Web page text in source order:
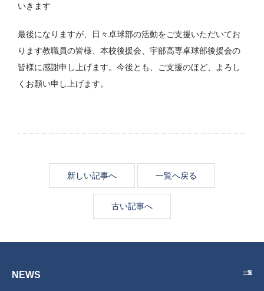
いきます
最後になりますが、日々卓球部の活動をご支援いただいてお
ります教職員の皆様、本校後援会、宇部高専卓球部後援会の
皆様に感謝申し上げます。今後とも、ご支援のほど、よろし
くお願い申し上げます。
新しい記事へ 一覧へ戻る
古い記事へ
NEWS 一覧